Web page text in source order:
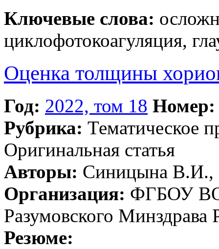
Ключевые слова:
циклофотокоагуляция,
Оценка толщины
Год: 2022, том 18 Номер:
Рубрика: Тематическое
Оригинальная статья
Авторы: Синицына В.И.,
Организация: ФГБОУ
Разумовского Минздрава
Резюме: